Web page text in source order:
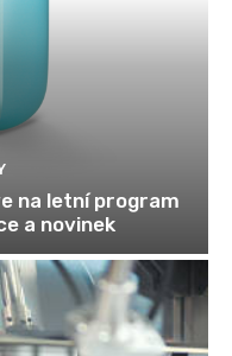
na letní program
a novinek